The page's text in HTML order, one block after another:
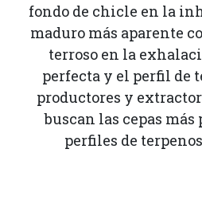
fondo de chicle en la
maduro más aparente
terroso en la
perfecta y el perfil de
productores y
buscan las cepas más
perfiles de